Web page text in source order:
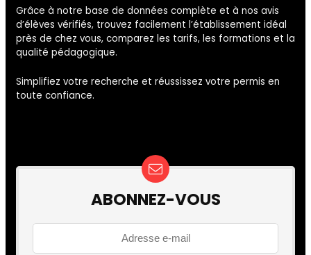
Grâce à notre base de données complète et à nos avis
d’élèves vérifiés, trouvez facilement l’établissement idéal
près de chez vous, comparez les tarifs, les formations et la
qualité pédagogique.
Simplifiez votre recherche et réussissez votre permis en
toute confiance.
ABONNEZ-VOUS